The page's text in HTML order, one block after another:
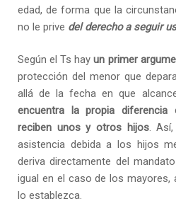
edad, de forma que la
no le prive del derecho a seguir
Según el Ts hayun primer
protección del menor que
allá de la fecha en que
encuentra la propia diferencia
reciben unos y otros hijos.
asistencia debida a los hijos
deriva directamente del
igual en el caso de los mayores,
lo establezca.